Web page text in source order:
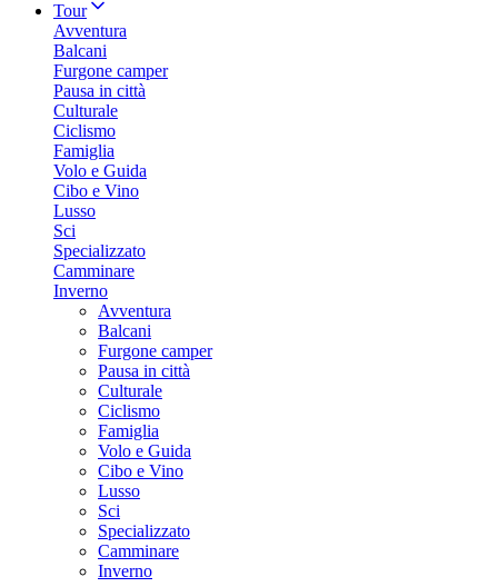
Tour
Avventura
Balcani
Furgone camper
Pausa in città
Culturale
Ciclismo
Famiglia
Volo e Guida
Cibo e Vino
Lusso
Sci
Specializzato
Camminare
Inverno
Avventura
Balcani
Furgone camper
Pausa in città
Culturale
Ciclismo
Famiglia
Volo e Guida
Cibo e Vino
Lusso
Sci
Specializzato
Camminare
Inverno